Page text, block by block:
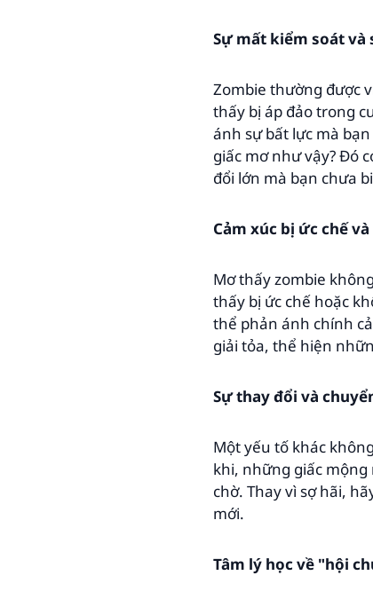
Sự mất kiểm soát và
Zombie thường được
thấy bị áp đảo trong
ánh sự bất lực mà
giấc mơ như vậy? Đó
đổi lớn mà bạn chưa
Cảm xúc bị ức chế
Mơ thấy zombie
thấy bị ức chế hoặc
thể phản ánh chính
giải tỏa, thể hiện
Sự thay đổi và
Một yếu tố khác
khi, những giấc mộng
chờ. Thay vì sợ hãi,
mới.
Tâm lý học về "hội